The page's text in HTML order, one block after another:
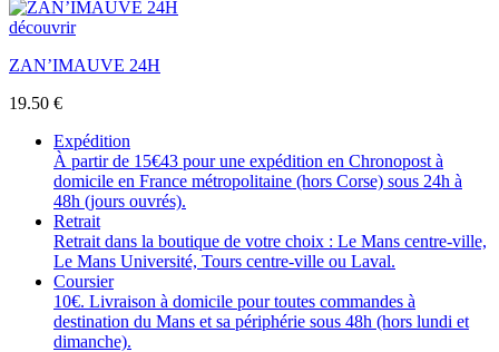
découvrir
ZAN’IMAUVE 24H
19.50 €
Expédition
À partir de 15€43 pour une expédition en Chronopost à
domicile en France métropolitaine (hors Corse) sous 24h à
48h (jours ouvrés).
Retrait
Retrait dans la boutique de votre choix : Le Mans centre-ville,
Le Mans Université, Tours centre-ville ou Laval.
Coursier
10€. Livraison à domicile pour toutes commandes à
destination du Mans et sa périphérie sous 48h (hors lundi et
dimanche).